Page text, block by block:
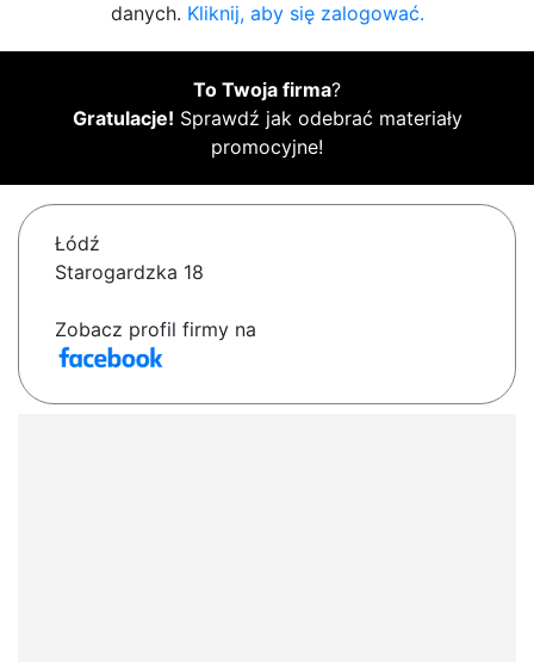
danych. Kliknij, aby się zalogować.
To Twoja firma?
Gratulacje! Sprawdź jak odebrać materiały
promocyjne!
Łódź
Starogardzka 18
Zobacz profil firmy na